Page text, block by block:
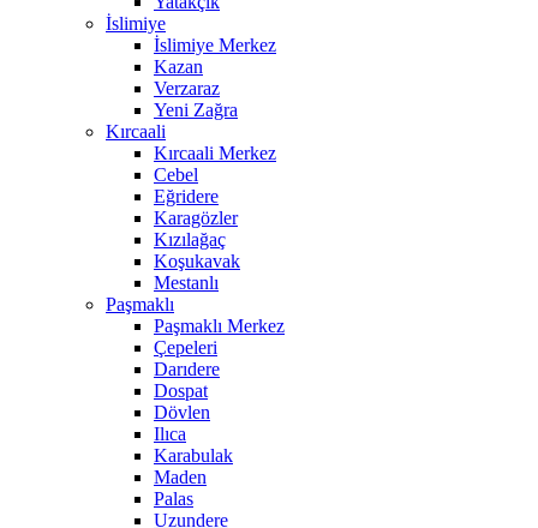
İslimiye
İslimiye Merkez
Kazan
Verzaraz
Yeni Zağra
Kırcaali
Kırcaali Merkez
Cebel
Eğridere
Karagözler
Kızılağaç
Koşukavak
Mestanlı
Paşmaklı
Paşmaklı Merkez
Çepeleri
Darıdere
Dospat
Dövlen
Ilıca
Karabulak
Maden
Palas
Uzundere